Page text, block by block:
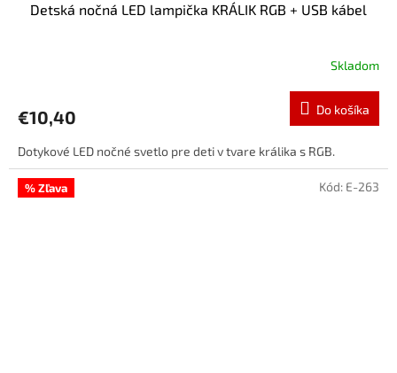
Detská nočná LED lampička KRÁLIK RGB + USB kábel
Skladom
€10,40 Do košíka
Dotykové LED nočné svetlo pre deti v tvare králika s RGB.
% Zľava Kód: E-263